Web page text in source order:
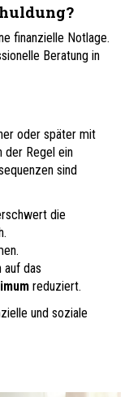
finanzielle Notlage.
Beratung in
oder später mit
der Regel ein
sind
die
auf das
reduziert.
und soziale